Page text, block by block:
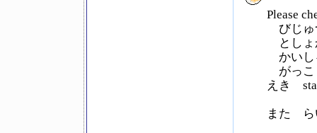
Please
びじゅ
としょ
かいし
がっこ
えき
また ら